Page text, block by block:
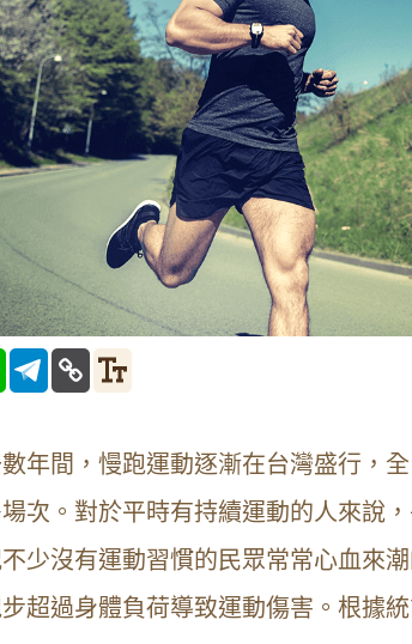
年間，慢跑運動逐漸在台灣盛行，
場次。對於平時有持續運動的人來說
少沒有運動習慣的民眾常常心血來
超過身體負荷導致運動傷害。根據